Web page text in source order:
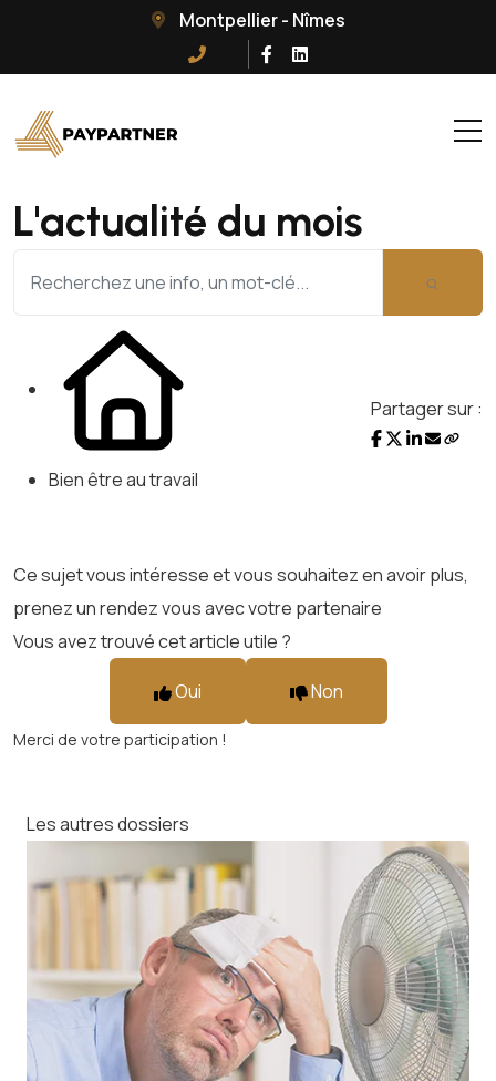
Montpellier - Nîmes
L'actualité du mois
Bien être au travail
Partager sur :
Ce sujet vous intéresse et vous souhaitez en avoir plus,
prenez un rendez vous avec votre partenaire
Vous avez trouvé cet article utile ?
Oui Non
Merci de votre participation !
Les autres dossiers